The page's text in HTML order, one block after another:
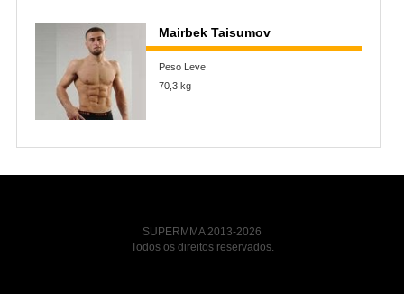
Mairbek Taisumov
Peso Leve
70,3 kg
SUPERMMA 2013-2026
Todos os direitos reservados.